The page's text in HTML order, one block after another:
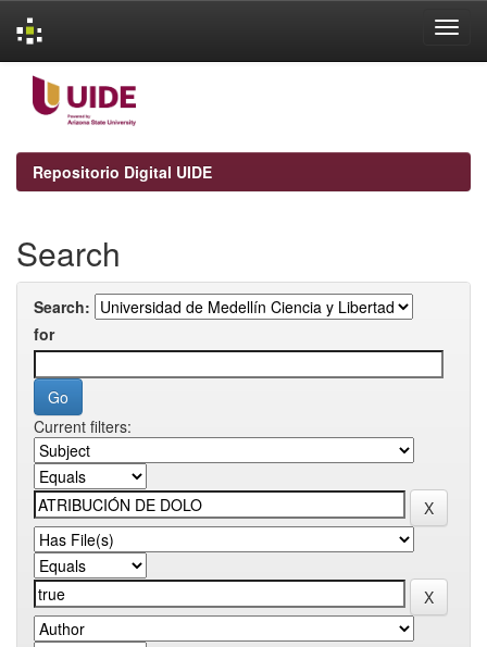
navigation
Repositorio Digital UIDE
Search
Search:
for
Current filters: